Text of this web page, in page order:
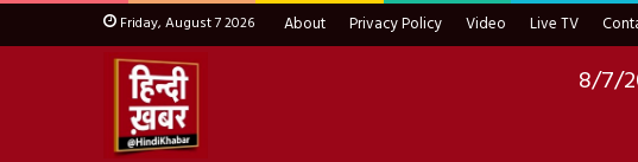
Friday, August 7 2026 About Privacy Policy Video Live TV
8/7/